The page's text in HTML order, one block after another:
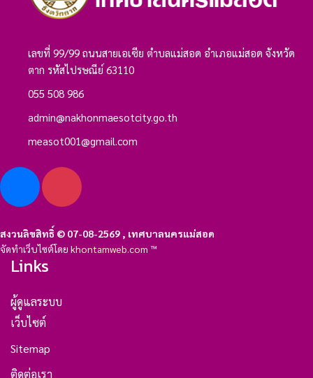
เลขที่ 99/99 ถนนสายเอเซีย ตำบลแม่สอด อำเภอแม่สอด จังหวัด
ตาก รหัสไปรษณีย์ 63110
055 508 986
admin@nakhonmaesotcity.go.th
measot001@gmail.com
สงวนลิขสิทธิ์ © 07-08-2569 , เทศบาลนครแม่สอด
จัดทำเว็บไซต์โดย khontamweb.com ™
Links
ผู้ดูแลระบบ
เว็บไซต์
Sitemap
ติดต่อเรา